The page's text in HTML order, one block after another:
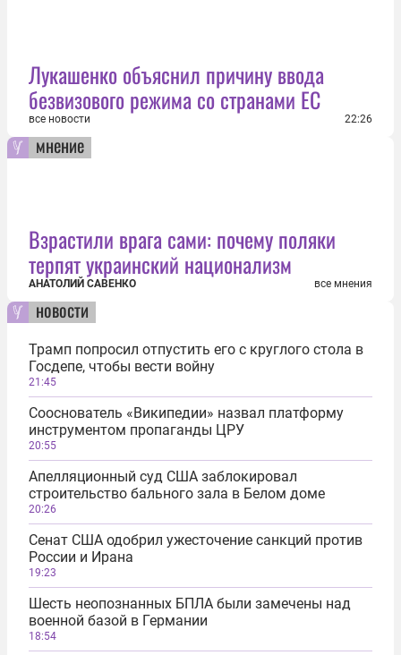
Лукашенко объяснил причину ввода
безвизового режима со странами ЕС
все новости 22:26
мнение
Взрастили врага сами: почему поляки
терпят украинский национализм
АНАТОЛИЙ САВЕНКО все мнения
новости
Трамп попросил отпустить его с круглого стола в
Госдепе, чтобы вести войну
21:45
Сооснователь «Википедии» назвал платформу
инструментом пропаганды ЦРУ
20:55
Апелляционный суд США заблокировал
строительство бального зала в Белом доме
20:26
Сенат США одобрил ужесточение санкций против
России и Ирана
19:23
Шесть неопознанных БПЛА были замечены над
военной базой в Германии
18:54